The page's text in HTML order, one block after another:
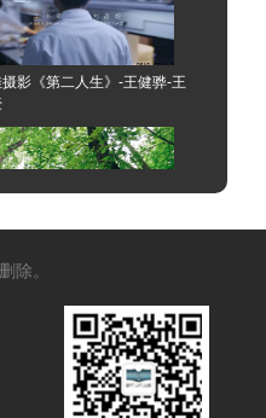
影《第二人生》-王健骅-王
演《巡礼》姜音含
除。